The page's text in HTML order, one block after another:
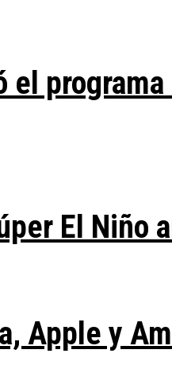
el
El Niño
Apple y